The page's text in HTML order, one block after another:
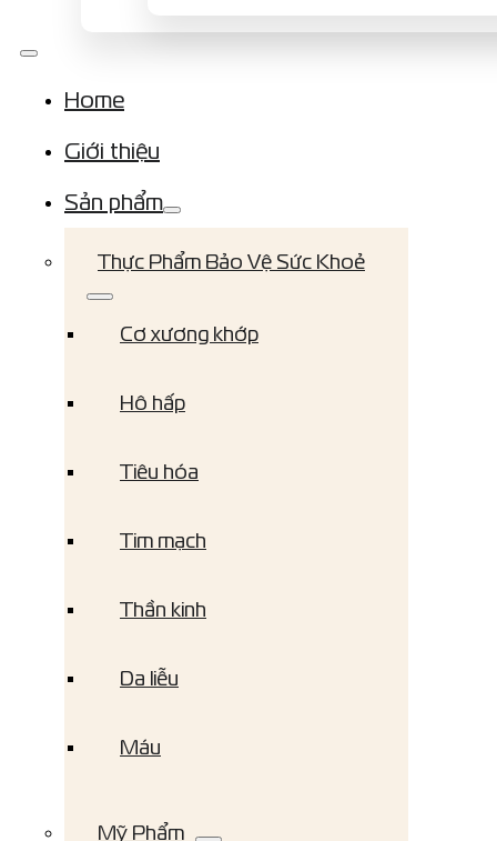
Home
Giới thiệu
Sản phẩm
Thực Phẩm Bảo Vệ Sức Khoẻ
Cơ xương khớp
Hô hấp
Tiêu hóa
Tim mạch
Thần kinh
Da liễu
Máu
Mỹ Phẩm